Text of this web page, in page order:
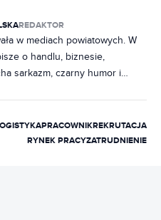
REDAKTOR
w mediach powiatowych. W
o handlu, biznesie,
sarkazm, czarny humor i
PRACOWNIKREKRUTACJA
RYNEK PRACYZATRUDNIENIE